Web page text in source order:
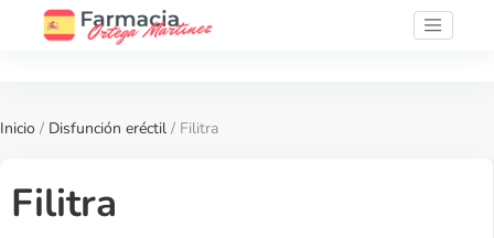
Inicio / Disfunción eréctil / Filitra
Filitra